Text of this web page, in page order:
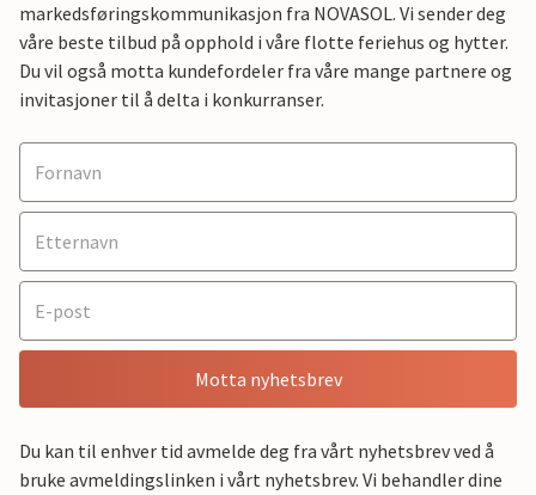
markedsføringskommunikasjon fra NOVASOL. Vi sender deg
våre beste tilbud på opphold i våre flotte feriehus og hytter.
Du vil også motta kundefordeler fra våre mange partnere og
invitasjoner til å delta i konkurranser.
Motta nyhetsbrev
Du kan til enhver tid avmelde deg fra vårt nyhetsbrev ved å
bruke avmeldingslinken i vårt nyhetsbrev. Vi behandler dine